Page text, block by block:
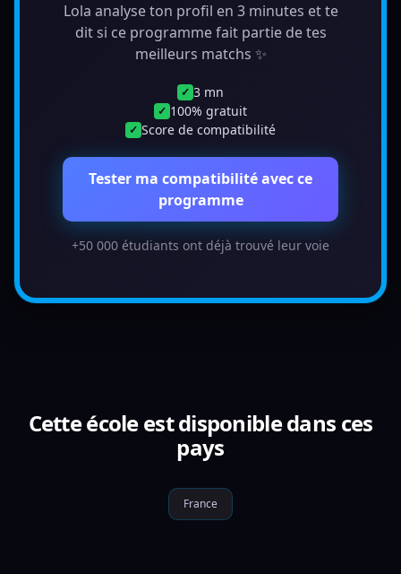
Lola analyse ton profil en 3 minutes et te
dit si ce programme fait partie de tes
meilleurs matchs ✨
✓ 3 mn
✓ 100% gratuit
✓ Score de compatibilité
Tester ma compatibilité avec ce
programme
+50 000 étudiants ont déjà trouvé leur voie
Cette école est disponible dans ces
pays
France